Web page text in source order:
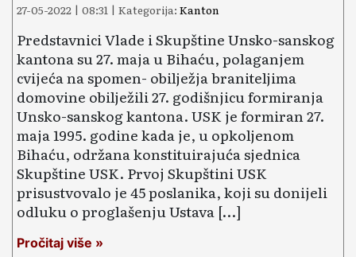
27-05-2022 | 08:31 | Kategorija: Kanton
Predstavnici Vlade i Skupštine Unsko-sanskog
kantona su 27. maja u Bihaću, polaganjem
cvijeća na spomen- obilježja braniteljima
domovine obilježili 27. godišnjicu formiranja
Unsko-sanskog kantona. USK je formiran 27.
maja 1995. godine kada je, u opkoljenom
Bihaću, održana konstituirajuća sjednica
Skupštine USK. Prvoj Skupštini USK
prisustvovalo je 45 poslanika, koji su donijeli
odluku o proglašenju Ustava […]
Pročitaj više »